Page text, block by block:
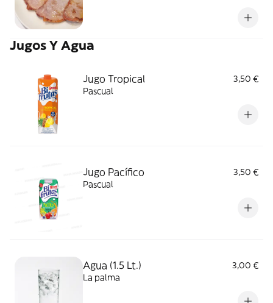
Jugos Y Agua
Jugo Tropical
3,50 €
Pascual
Jugo Pacífico
3,50 €
Pascual
Agua (1.5 Lt.)
3,00 €
La palma